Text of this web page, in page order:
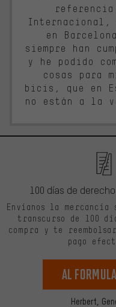
referencia
Internacional,
en
siempre han
y he podido
cosas para
bicis, que en
no están a la
Herbert,
100 días de
Envíanos la
transcurso de 100
compra y te
pago
Al